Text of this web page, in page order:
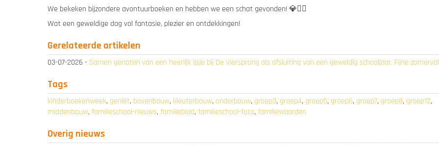
We bekeken bijzondere avontuurboeken en hebben we een schat gevonden! 💎🏴‍☠️
Wat een geweldige dag vol fantasie, plezier en ontdekkingen!
Gerelateerde artikelen
03-07-2026 - Samen genoten van een heerlijk ijsje bij De Viersprong als afsluiting van een geweldig schooljaar. Fijne
Tags
kinderboekenweek, geniet, bovenbouw, kleuterbouw, onderbouw, groep3, groep4, groep5, groep6, groep7, groep8, groep12,
middenbouw, familieschool-nieuws, familieblad, familieschool-foto, familiewaarden
Overig nieuws